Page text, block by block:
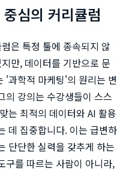
심의 커리큘럼
은 특정 툴에 종속되지 않
만, 데이터를 기반으로 문
'과학적 마케팅'의 원리는 변
의 강의는 수강생들이 스스
는 최적의 데이터와 AI 활용
데 집중합니다. 이는 급변하
단단한 실력을 갖추게 하는
구를 따르는 사람이 아니라,